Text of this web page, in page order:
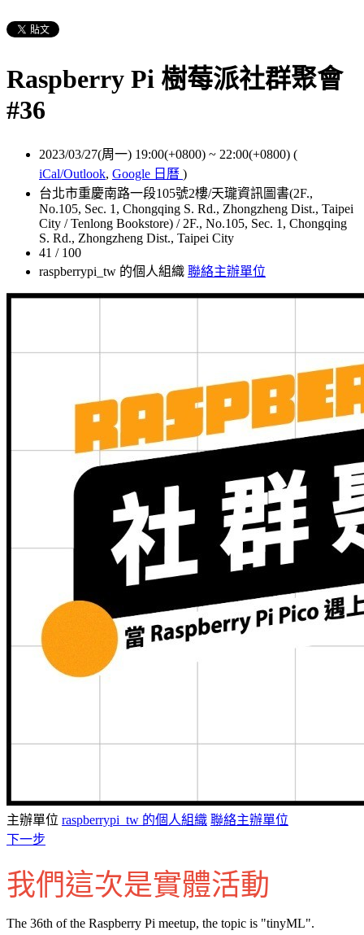
Raspberry Pi 樹莓派社群聚會
#36
2023/03/27(周一) 19:00(+0800) ~ 22:00(+0800) (
iCal/Outlook, Google 日曆 )
台北市重慶南路一段105號2樓/天瓏資訊圖書(2F.,
No.105, Sec. 1, Chongqing S. Rd., Zhongzheng Dist., Taipei
City / Tenlong Bookstore) / 2F., No.105, Sec. 1, Chongqing
S. Rd., Zhongzheng Dist., Taipei City
41 / 100
raspberrypi_tw 的個人組織 聯絡主辦單位
主辦單位 raspberrypi_tw 的個人組織 聯絡主辦單位
下一步
我們這次是實體活動
The 36th of the Raspberry Pi meetup, the topic is "tinyML".